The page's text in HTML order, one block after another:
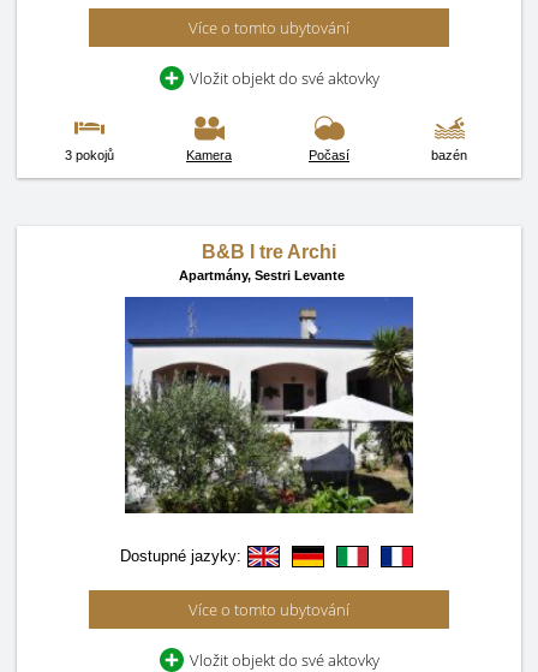
Více o tomto ubytování
Vložit objekt do své aktovky
3 pokojů Kamera Počasí bazén
B&B I tre Archi
Apartmány, Sestri Levante
Dostupné jazyky:
Více o tomto ubytování
Vložit objekt do své aktovky